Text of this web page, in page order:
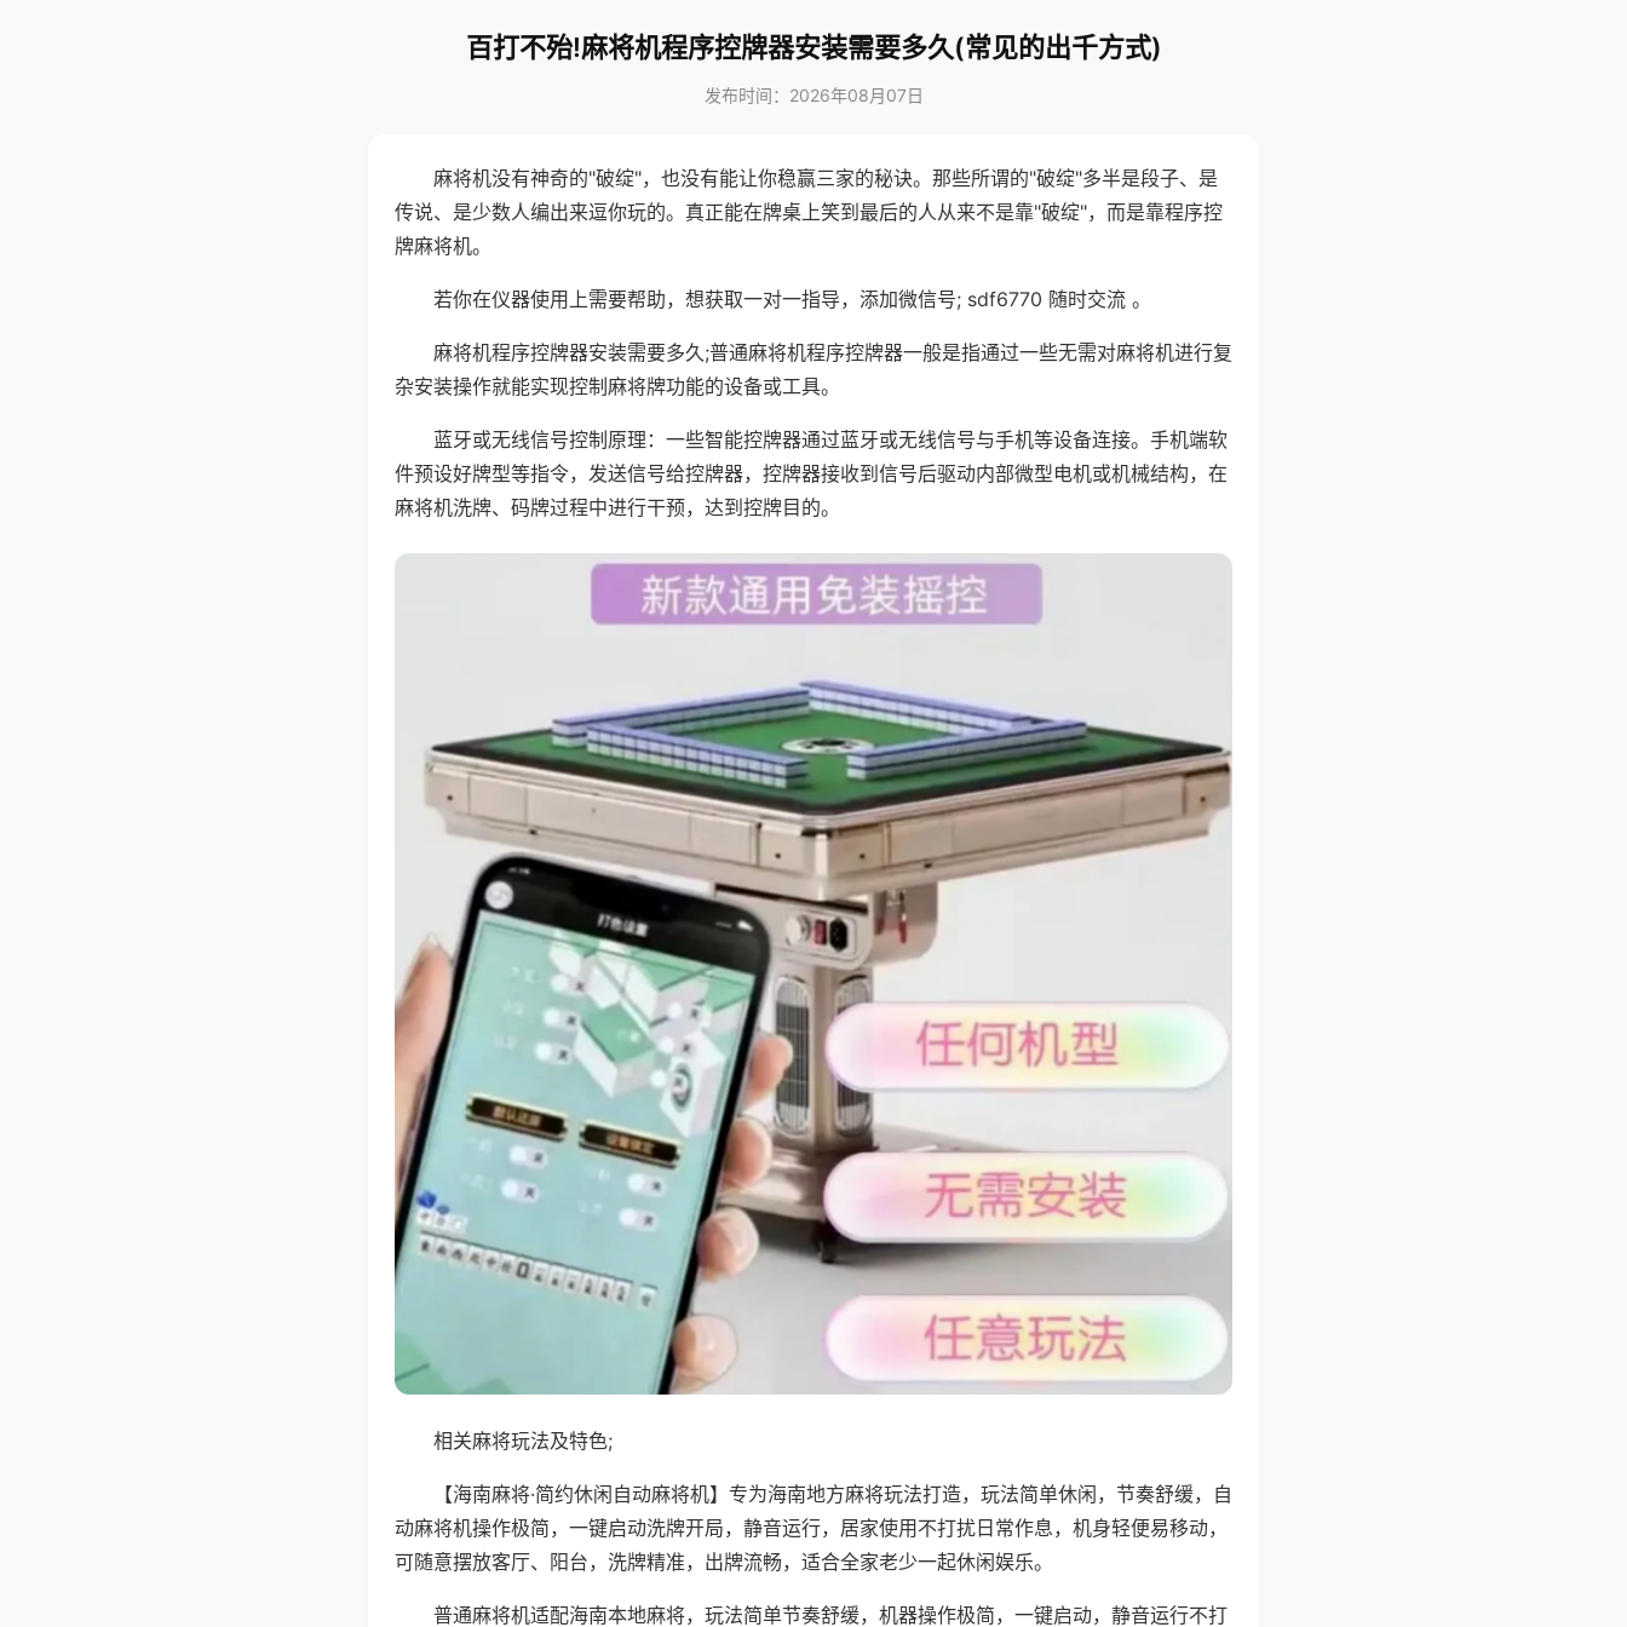
百打不殆!麻将机程序控牌器安装需要多久(常见的出千方式)
发布时间：2026年08月07日
麻将机没有神奇的"破绽"，也没有能让你稳赢三家的秘诀。那些所谓的"破绽"多半是段子、是
传说、是少数人编出来逗你玩的。真正能在牌桌上笑到最后的人从来不是靠"破绽"，而是靠程序控
牌麻将机。
若你在仪器使用上需要帮助，想获取一对一指导，添加微信号; sdf6770 随时交流 。
麻将机程序控牌器安装需要多久;普通麻将机程序控牌器一般是指通过一些无需对麻将机进行复
杂安装操作就能实现控制麻将牌功能的设备或工具。
蓝牙或无线信号控制原理：一些智能控牌器通过蓝牙或无线信号与手机等设备连接。手机端软
件预设好牌型等指令，发送信号给控牌器，控牌器接收到信号后驱动内部微型电机或机械结构，在
麻将机洗牌、码牌过程中进行干预，达到控牌目的。
相关麻将玩法及特色;
【海南麻将·简约休闲自动麻将机】专为海南地方麻将玩法打造，玩法简单休闲，节奏舒缓，自
动麻将机操作极简，一键启动洗牌开局，静音运行，居家使用不打扰日常作息，机身轻便易移动，
可随意摆放客厅、阳台，洗牌精准，出牌流畅，适合全家老少一起休闲娱乐。
普通麻将机适配海南本地麻将，玩法简单节奏舒缓，机器操作极简，一键启动，静音运行不打